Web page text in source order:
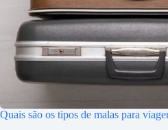
Quais são os tipos de malas para